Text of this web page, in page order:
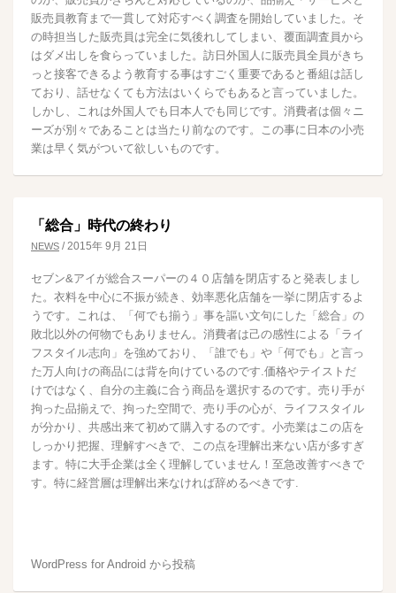
販売員教育まで一貫して対応すべく調査を開始していました。そ
の時担当した販売員は完全に気後れしてしまい、覆面調査員から
はダメ出しを食らっていました。訪日外国人に販売員全員がきち
っと接客できるよう教育する事はすごく重要であると番組は話し
ており、話せなくても方法はいくらでもあると言っていました。
しかし、これは外国人でも日本人でも同じです。消費者は個々ニ
ーズが別々であることは当たり前なのです。この事に日本の小売
業は早く気がついて欲しいものです。
「総合」時代の終わり
NEWS / 2015年 9月 21日
セブン&アイが総合スーパーの４０店舗を閉店すると発表しまし
た。衣料を中心に不振が続き、効率悪化店舗を一挙に閉店するよ
うです。これは、「何でも揃う」事を謳い文句にした「総合」の
敗北以外の何物でもありません。消費者は己の感性による「ライ
フスタイル志向」を強めており、「誰でも」や「何でも」と言っ
た万人向けの商品には背を向けているのです.価格やテイストだ
けではなく、自分の主義に合う商品を選択するのです。売り手が
拘った品揃えで、拘った空間で、売り手の心が、ライフスタイル
が分かり、共感出来て初めて購入するのです。小売業はこの店を
しっかり把握、理解すべきで、この点を理解出来ない店が多すぎ
ます。特に大手企業は全く理解していません！至急改善すべきで
す。特に経営層は理解出来なければ辞めるべきです.
WordPress for Android から投稿